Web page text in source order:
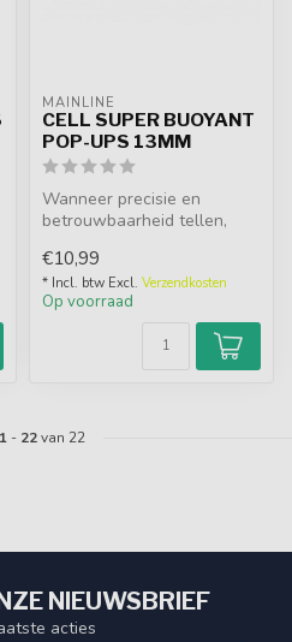
MAINLINE
CELL SUPER BUOYANT
POP-UPS 13MM
Wanneer precisie en
betrouwbaarheid tellen,
Pop-Ups een ...
€10,99
* Incl. btw Excl. Verzendkosten
Op voorraad
1 - 22van 22
NIEUWSBRIEF
acties